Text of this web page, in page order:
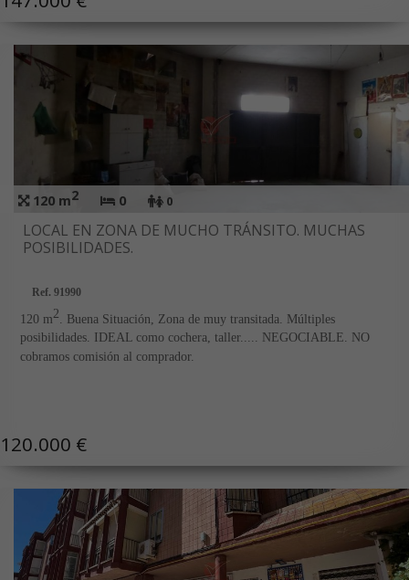
120 m2 0 0
LOCAL EN ZONA DE MUCHO TRÁNSITO. MUCHAS
POSIBILIDADES.
Ref. 91990
120 m2 . Buena Situación, Zona de muy transitada. Múltiples
posibilidades. IDEAL como cochera, taller..... NEGOCIABLE. NO
cobramos comisión al comprador.
120.000 €